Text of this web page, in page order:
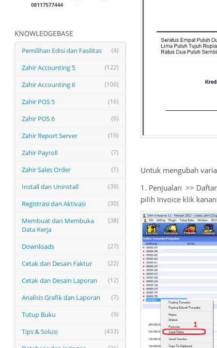
08117577444
KNOWLEDGEBASE
(4)
Pemilihan Edisi dan Fasilitas
(122)
Zahir Accounting 5
(100)
Zahir Accounting 6
(16)
Zahir POS 5
(6)
Zahir POS 6
(19)
Zahir Report Server
(7)
Zahir Payroll
(1)
Zahir Sales Order
(39)
Install dan Uninstall
(30)
Registrasi dan Aktivasi
(38)
Membuat dan Membuka
Data Kerja
(27)
Downloads
(22)
Cetak dan Desain Faktur
(12)
Cetak dan Desain Laporan
(7)
Analisis Grafik dan Laporan
(9)
Tutup Buku
(433)
Tips & Solusi
Untuk mengubah
1. Penjualan >>
pilih Invoice klik